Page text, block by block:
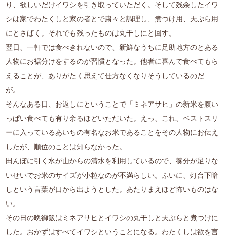
り、欲しいだけイワシを引き取っていただく。そして残余したイワ
シは家でわたくしと家の者とで粛々と調理し、煮つけ用、天ぷら用
にとさばく。それでも残ったものは丸干しにと回す。
翌日、一軒では食べきれないので、新鮮なうちに足助地方のとある
人物にお裾分けをするのが習慣となった。他者に喜んで食べてもら
えることが、ありがたく思えて仕方なくなりそうしているのだ
が。
そんなある日、お返しにということで「ミネアサヒ」の新米を腹い
っぱい食べても有り余るほどいただいた。えっ、これ、ベストスリ
ーに入っているあいちの有名なお米であることをその人物にお伝え
したが、順位のことは知らなかった。
田んぼに引く水が山からの清水を利用しているので、養分が足りな
いせいでお米のサイズが小粒なのが不満らしい。ふいに、灯台下暗
しという言葉が口から出ようとした。あたりまえほど怖いものはな
い。
その日の晩御飯はミネアサヒとイワシの丸干しと天ぷらと煮つけに
した。おかずはすべてイワシということになる。わたくしは欲を言